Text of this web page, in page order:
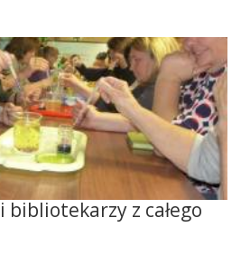
bibliotekarzy z całego